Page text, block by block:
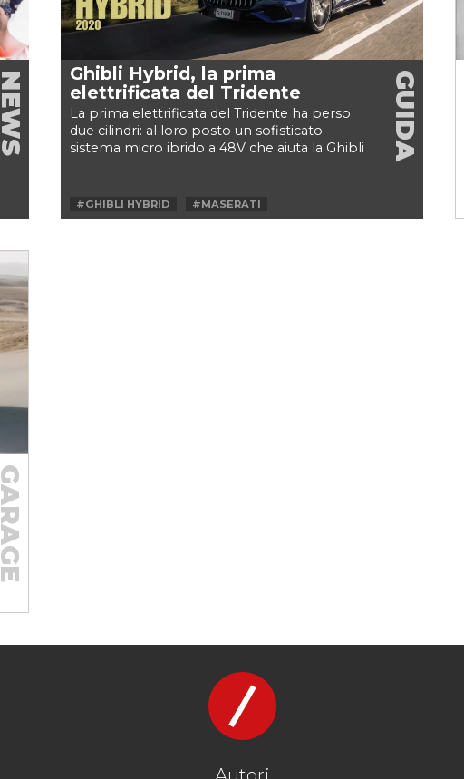
NEWS
Ghibli Hybrid, la prima
elettrificata del Tridente
La prima elettrificata del Tridente ha perso
due cilindri: al loro posto un sofisticato
sistema micro ibrido a 48V che aiuta la Ghibli
GUIDA
#GHIBLI HYBRID
#MASERATI
GARAGE